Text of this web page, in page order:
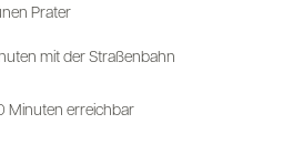
Prater
mit der Straßenbahn
Minuten erreichbar